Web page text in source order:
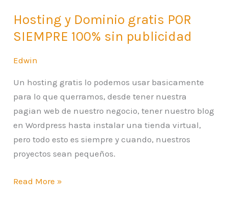
Hosting y Dominio gratis POR
SIEMPRE 100% sin publicidad
Edwin
Un hosting gratis lo podemos usar basicamente
para lo que querramos, desde tener nuestra
pagian web de nuestro negocio, tener nuestro blog
en Wordpress hasta instalar una tienda virtual,
pero todo esto es siempre y cuando, nuestros
proyectos sean pequeños.
Read More »